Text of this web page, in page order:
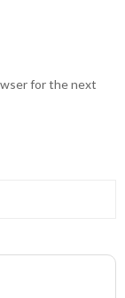
for the next